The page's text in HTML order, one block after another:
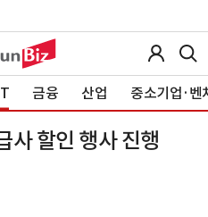
금융 산업 중소기업·벤
사 할인 행사 진행